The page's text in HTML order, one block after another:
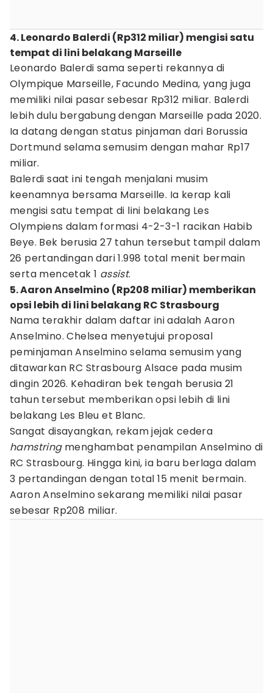
4. Leonardo Balerdi (Rp312 miliar) mengisi satu
tempat di lini belakang Marseille
Leonardo Balerdi sama seperti rekannya di
Olympique Marseille, Facundo Medina, yang juga
memiliki nilai pasar sebesar Rp312 miliar. Balerdi
lebih dulu bergabung dengan Marseille pada 2020.
Ia datang dengan status pinjaman dari Borussia
Dortmund selama semusim dengan mahar Rp17
miliar.
Balerdi saat ini tengah menjalani musim
keenamnya bersama Marseille. Ia kerap kali
mengisi satu tempat di lini belakang Les
Olympiens dalam formasi 4-2-3-1 racikan Habib
Beye. Bek berusia 27 tahun tersebut tampil dalam
26 pertandingan dari 1.998 total menit bermain
serta mencetak 1 assist.
5. Aaron Anselmino (Rp208 miliar) memberikan
opsi lebih di lini belakang RC Strasbourg
Nama terakhir dalam daftar ini adalah Aaron
Anselmino. Chelsea menyetujui proposal
peminjaman Anselmino selama semusim yang
ditawarkan RC Strasbourg Alsace pada musim
dingin 2026. Kehadiran bek tengah berusia 21
tahun tersebut memberikan opsi lebih di lini
belakang Les Bleu et Blanc.
Sangat disayangkan, rekam jejak cedera
hamstringmenghambat penampilan Anselmino di
RC Strasbourg. Hingga kini, ia baru berlaga dalam
3 pertandingan dengan total 15 menit bermain.
Aaron Anselmino sekarang memiliki nilai pasar
sebesar Rp208 miliar.